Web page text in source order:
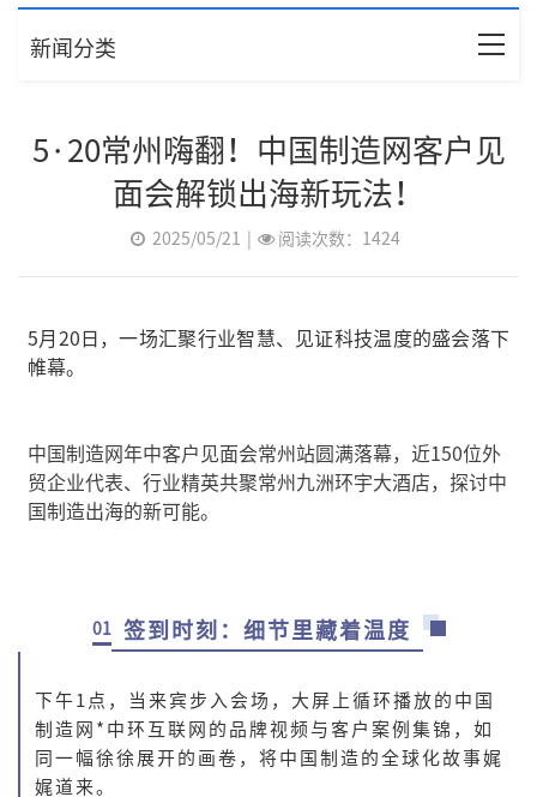
新闻分类
5·20常州嗨翻！中国制造网客户见
面会解锁出海新玩法！
2025/05/21 阅读次数：1424
5月20日，一场汇聚行业智慧、见证科技温度的盛会落下
帷幕。
中国制造网年中客户见面会常州站圆满落幕，近150位外
贸企业代表、行业精英共聚常州九洲环宇大酒店，探讨中
国制造出海的新可能。
01 签到时刻：细节里藏着温度
下午1点，当来宾步入会场，大屏上循环播放的中国
制造网*中环互联网的品牌视频与客户案例集锦，如
同一幅徐徐展开的画卷，将中国制造的全球化故事娓
娓道来。